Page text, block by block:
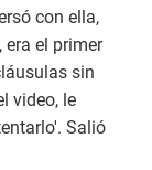
con ella,
era el primer
sin
video, le
Salió